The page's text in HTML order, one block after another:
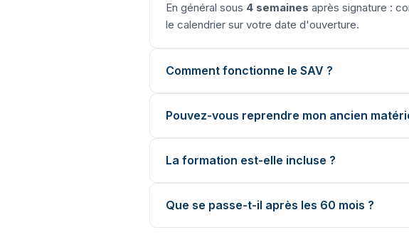
En général sous 4 semaines après signature :
le calendrier sur votre date d'ouverture.
Comment fonctionne le SAV ?
Pouvez-vous reprendre mon ancien
La formation est-elle incluse ?
Que se passe-t-il après les 60 mois ?